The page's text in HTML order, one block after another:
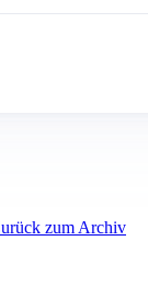
zum Archiv